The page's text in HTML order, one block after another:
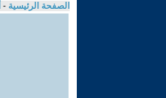
الصفحة الرئيسية -